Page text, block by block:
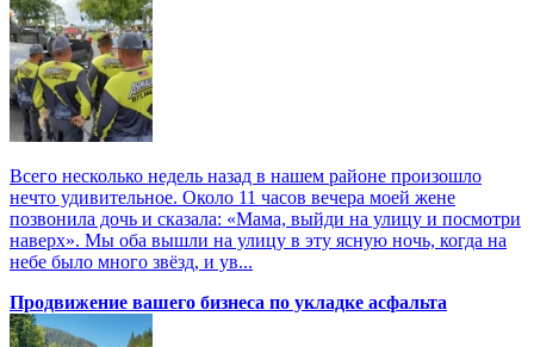
Всего несколько недель назад в нашем районе произошло
нечто удивительное. Около 11 часов вечера моей жене
позвонила дочь и сказала: «Мама, выйди на улицу и посмотри
наверх». Мы оба вышли на улицу в эту ясную ночь, когда на
небе было много звёзд, и ув...
Продвижение вашего бизнеса по укладке асфальта